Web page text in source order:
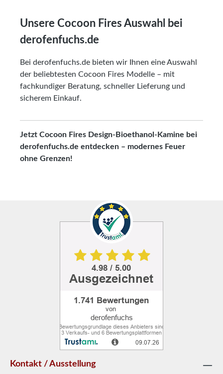
Unsere Cocoon Fires Auswahl bei
derofenfuchs.de
Bei derofenfuchs.de bieten wir Ihnen eine Auswahl
der beliebtesten Cocoon Fires Modelle – mit
fachkundiger Beratung, schneller Lieferung und
sicherem Einkauf.
Jetzt Cocoon Fires Design-Bioethanol-Kamine bei
derofenfuchs.de entdecken – modernes Feuer
ohne Grenzen!
Kontakt / Ausstellung